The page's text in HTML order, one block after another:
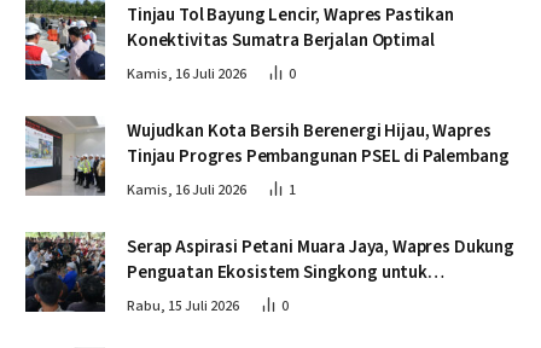
Tinjau Tol Bayung Lencir, Wapres Pastikan
Konektivitas Sumatra Berjalan Optimal
Kamis, 16 Juli 2026 0
Wujudkan Kota Bersih Berenergi Hijau, Wapres
Tinjau Progres Pembangunan PSEL di Palembang
Kamis, 16 Juli 2026 1
Serap Aspirasi Petani Muara Jaya, Wapres Dukung
Penguatan Ekosistem Singkong untuk
Swasembada Pangan
Rabu, 15 Juli 2026 0